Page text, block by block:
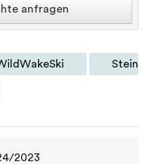
anfragen
2023